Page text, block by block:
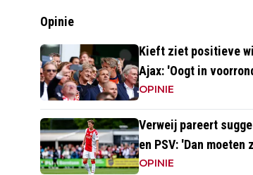
Opinie
Kieft ziet positieve
Ajax: 'Oogt in
League fris en
OPINIE
Verweij pareert
en PSV: 'Dan moeten
geld over de brug
OPINIE